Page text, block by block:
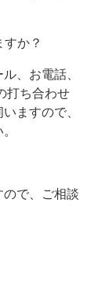
か？
、お電話、
打ち合わせ
ますので、
で、ご相談